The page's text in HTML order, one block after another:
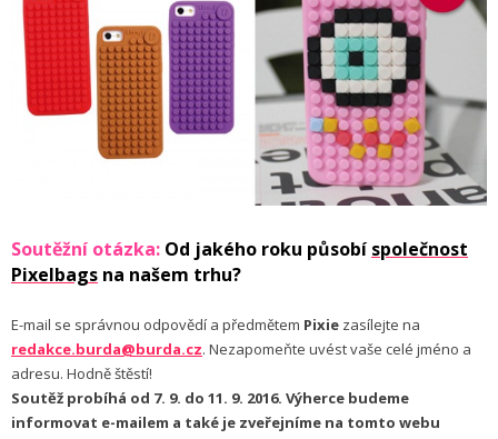
Soutěžní otázka: Od jakého roku působí společnost
Pixelbags na našem trhu?
E-mail se správnou odpovědí a předmětem Pixie zasílejte na
redakce.burda@burda.cz. Nezapomeňte uvést vaše celé jméno a
adresu. Hodně štěstí!
Soutěž probíhá od 7. 9. do 11. 9. 2016. Výherce budeme
informovat e-mailem a také je zveřejníme na tomto webu